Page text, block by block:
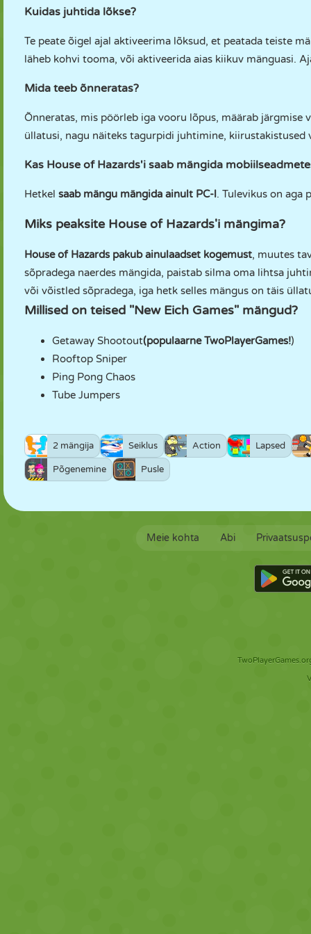
Kuidas juhtida lõkse?
Te peate õigel ajal aktiveerima lõksud, et peatada teiste
läheb kohvi tooma, või aktiveerida aias kiikuv mänguasi.
Mida teeb õnneratas?
Õnneratas, mis pöörleb iga vooru lõpus, määrab järgmise
üllatusi, nagu näiteks tagurpidi juhtimine, kiirustakistused
Kas House of Hazards'i saab mängida
Hetkel saab mängu mängida ainult PC-l. Tulevikus on aga
Miks peaksite House of Hazards'i mängima?
House of Hazards pakub ainulaadset kogemust, muutes
sõpradega naerdes mängida, paistab silma oma lihtsa
või võistled sõpradega, iga hetk selles mängus on täis
Millised on teised "New Eich Games" mängud?
Getaway Shootout(populaarne TwoPlayerGames!)
Rooftop Sniper
Ping Pong Chaos
Tube Jumpers
2 mängija Seiklus Action Lapsed
Põgenemine Pusle
Meie kohta Abi